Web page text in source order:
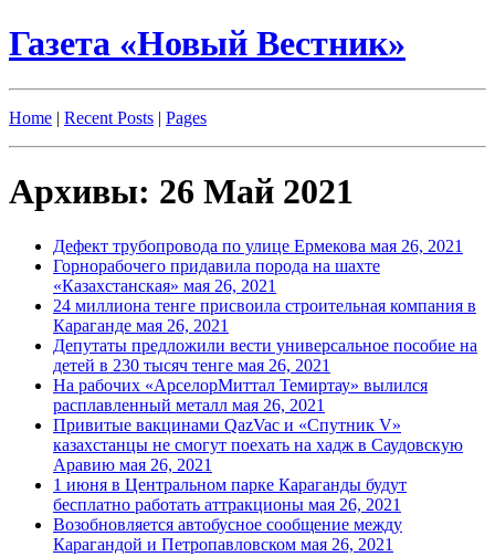
Газета «Новый Вестник»
Home | Recent Posts | Pages
Архивы: 26 Май 2021
Дефект трубопровода по улице Ермекова мая 26, 2021
Горнорабочего придавила порода на шахте
«Казахстанская» мая 26, 2021
24 миллиона тенге присвоила строительная компания в
Караганде мая 26, 2021
Депутаты предложили вести универсальное пособие на
детей в 230 тысяч тенге мая 26, 2021
На рабочих «АрселорМиттал Темиртау» вылился
расплавленный металл мая 26, 2021
Привитые вакцинами QazVac и «Спутник V»
казахстанцы не смогут поехать на хадж в Саудовскую
Аравию мая 26, 2021
1 июня в Центральном парке Караганды будут
бесплатно работать аттракционы мая 26, 2021
Возобновляется автобусное сообщение между
Карагандой и Петропавловском мая 26, 2021